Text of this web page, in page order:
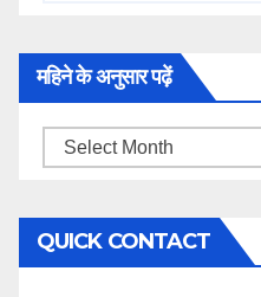
महिने के अनुसार पढ़ें
महिने
अनुसार
पढ़ें
QUICK CONTACT